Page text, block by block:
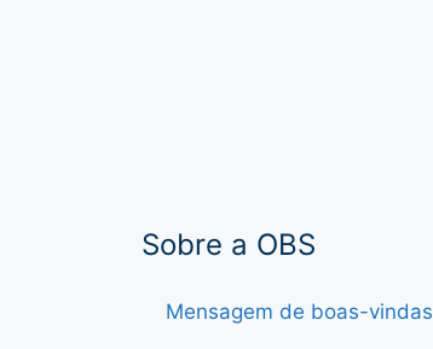
Sobre a OBS
Mensagem de boas-vindas